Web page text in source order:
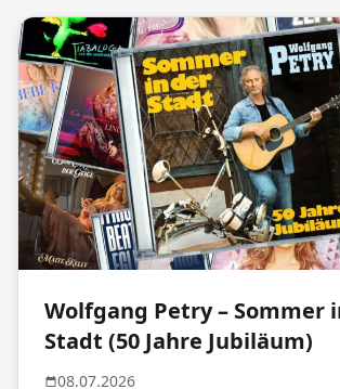
Wolfgang Petry – Sommer
Stadt (50 Jahre Jubiläum)
08.07.2026